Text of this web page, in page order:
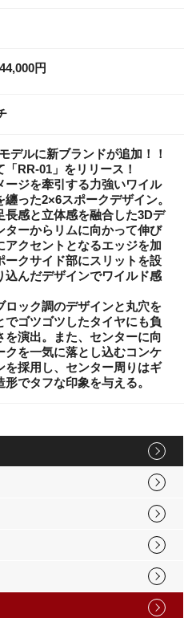
円
デルに新ブランドが追加！！
「RR-01」をリリース！
ージを牽引する力強いワイル
纏った2×6スポークデザイン。
長感と立体感を融合した3Dデ
ターからリムに向かって伸び
アクセントとなるエッジを加
ークサイド部にスリットを設
込んだデザインでワイルド感
ロック調のデザインと丸穴を
でゴツゴツしたタイヤにも負
を演出。また、センターに向
クを一気に落とし込むコンケ
を採用し、センター周りはギ
形でタフな印象を与える。